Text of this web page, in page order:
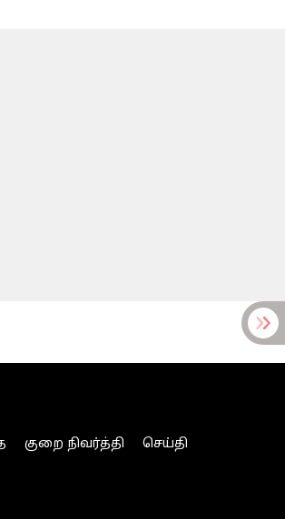
குறை நிவர்த்தி செய்தி